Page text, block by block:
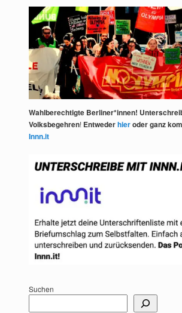
Wahlberechtigte Berliner*innen!
Volksbegehren! Entwederhieroder ganz
Innn.it
Suchen